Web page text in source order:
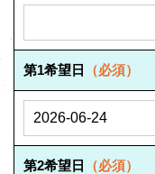
第1希望日 （必須）
第2希望日 （必須）